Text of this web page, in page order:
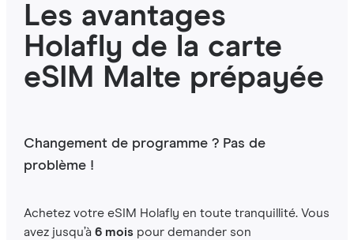
Les avantages
Holafly de la carte
eSIM Malte prépayée
Changement de programme ? Pas de
problème !
Achetez votre eSIM Holafly en toute tranquillité. Vous
avez jusqu’à 6 moispour demander son